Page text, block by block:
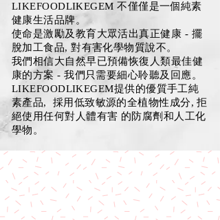
LIKEFOODLIKEGEM 不僅僅是一個純素
健康生活品牌。
使命是激勵及教育大眾活出真正健康 - 擺
脫加工食品, 對有害化學物質說不。
我們相信大自然早已預備恢復人類最佳健
康的方案 - 我們只需要細心聆聽及回應。
LIKEFOODLIKEGEM提供的優質手工純
素產品, 採用低致敏源的全植物性成分, 拒
絕使用任何對人體有害 的防腐劑和人工化
學物。